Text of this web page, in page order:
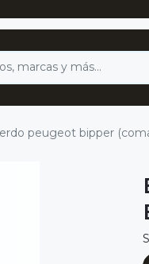
peugeot bipper